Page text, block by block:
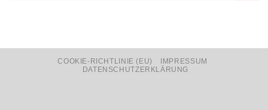
COOKIE-RICHTLINIE (EU)
IMPRESSUM
DATENSCHUTZERKLÄRUNG